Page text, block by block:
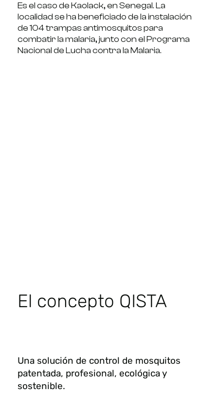
Es el caso de Kaolack, en Senegal. La
localidad se ha beneficiado de la instalación
de 104 trampas antimosquitos para
combatir la malaria, junto con el Programa
Nacional de Lucha contra la Malaria.
El concepto QISTA
Una solución de control de mosquitos
patentada, profesional, ecológica y
sostenible.